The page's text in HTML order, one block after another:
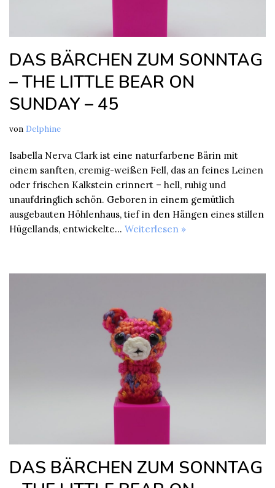
DAS BÄRCHEN ZUM SONNTAG
– THE LITTLE BEAR ON
SUNDAY – 45
von Delphine
Isabella Nerva Clark ist eine naturfarbene Bärin mit
einem sanften, cremig-weißen Fell, das an feines Leinen
oder frischen Kalkstein erinnert – hell, ruhig und
unaufdringlich schön. Geboren in einem gemütlich
ausgebauten Höhlenhaus, tief in den Hängen eines stillen
Hügellands, entwickelte… Weiterlesen »
DAS BÄRCHEN ZUM SONNTAG